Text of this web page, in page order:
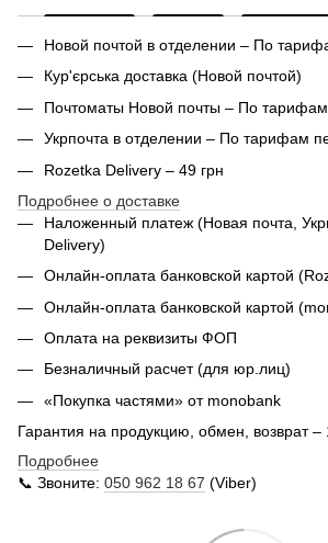
Новой почтой в отделении – По
Кур'єрська доставка (Новой почтой)
Почтоматы Новой почты – По тарифам
Укрпочта в отделении – По тарифам
Rozetka Delivery – 49 грн
Подробнее о доставке
Наложенный платеж (Новая почта,
Delivery)
Онлайн-оплата банковской картой
Онлайн-оплата банковской картой
Оплата на реквизиты ФОП
Безналичный расчет (для юр.лиц)
«Покупка частями» от monobank
Гарантия на продукцию, обмен, возврат –
Подробнее
📞 Звоните: 050 962 18 67 (Viber)